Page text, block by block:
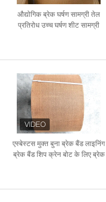
औद्योगिक ब्रेक घर्षण सामग्री तेल
प्रतिरोध उच्च घर्षण शीट सामग्री
एस्बेस्टस मुक्त बुना ब्रेक बैंड लाइनिंग
ब्रेक बैंड शिप क्रेन बोट के लिए ब्रेक